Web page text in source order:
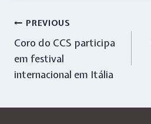
Navegação
de
artigos
PREVIOUS
Coro do CCS participa
em festival
internacional em Itália